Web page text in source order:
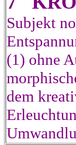
Subjekt
(1) ohne
dem